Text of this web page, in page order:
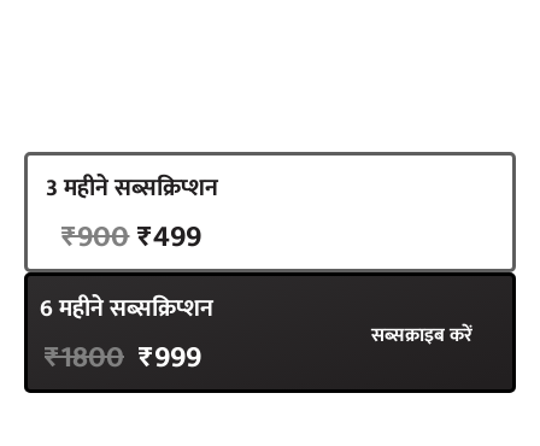
3 महीने सब्सक्रिप्शन
₹900₹499
6 महीने सब्सक्रिप्शन
₹1800 ₹999 सब्सक्राइब करें